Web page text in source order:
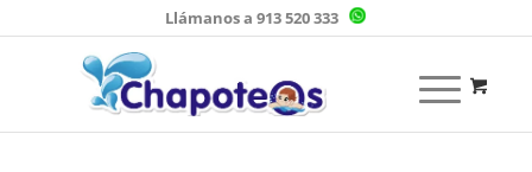
Llámanos a 913 520 333